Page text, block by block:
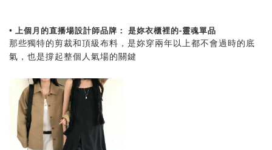
• 上個月的直播場設計師品牌： 是妳衣櫃裡的-靈魂單品
那些獨特的剪裁和頂級布料，是妳穿兩年以上都不會過時的底
氣，也是撐起整個人氣場的關鍵